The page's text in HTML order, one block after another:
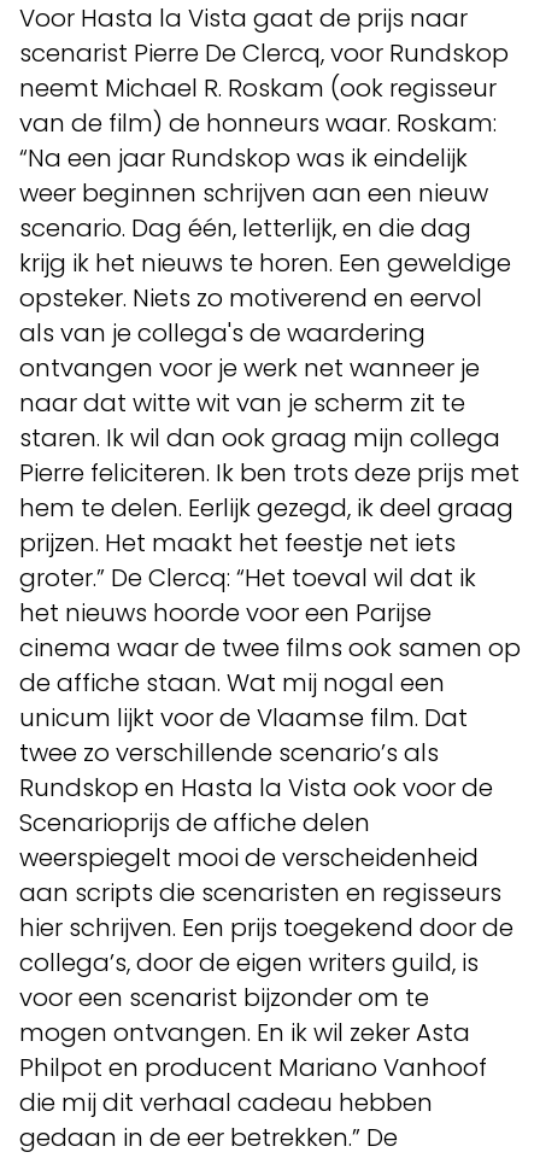
Voor Hasta la Vista gaat de prijs naar
scenarist Pierre De Clercq, voor Rundskop
neemt Michael R. Roskam (ook regisseur
van de film) de honneurs waar. Roskam:
“Na een jaar Rundskop was ik eindelijk
weer beginnen schrijven aan een nieuw
scenario. Dag één, letterlijk, en die dag
krijg ik het nieuws te horen. Een geweldige
opsteker. Niets zo motiverend en eervol
als van je collega's de waardering
ontvangen voor je werk net wanneer je
naar dat witte wit van je scherm zit te
staren. Ik wil dan ook graag mijn collega
Pierre feliciteren. Ik ben trots deze prijs met
hem te delen. Eerlijk gezegd, ik deel graag
prijzen. Het maakt het feestje net iets
groter.” De Clercq: “Het toeval wil dat ik
het nieuws hoorde voor een Parijse
cinema waar de twee films ook samen op
de affiche staan. Wat mij nogal een
unicum lijkt voor de Vlaamse film. Dat
twee zo verschillende scenario’s als
Rundskop en Hasta la Vista ook voor de
Scenarioprijs de affiche delen
weerspiegelt mooi de verscheidenheid
aan scripts die scenaristen en regisseurs
hier schrijven. Een prijs toegekend door de
collega’s, door de eigen writers guild, is
voor een scenarist bijzonder om te
mogen ontvangen. En ik wil zeker Asta
Philpot en producent Mariano Vanhoof
die mij dit verhaal cadeau hebben
gedaan in de eer betrekken.” De